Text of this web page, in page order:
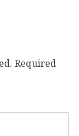
Required